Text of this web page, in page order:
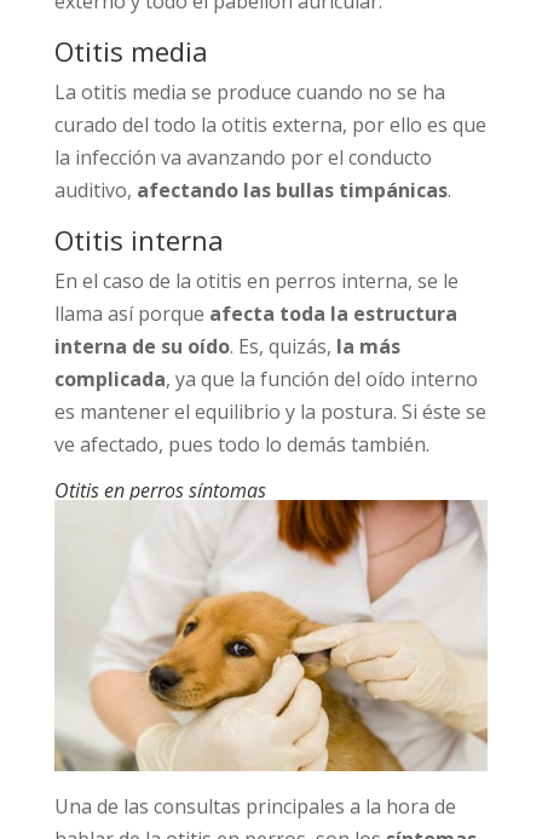
Otitis media
La otitis media se produce cuando no se ha
curado del todo la otitis externa, por ello es que
la infección va avanzando por el conducto
auditivo, afectando las bullas timpánicas.
Otitis interna
En el caso de la otitis en perros interna, se le
llama así porque afecta toda la estructura
interna de su oído. Es, quizás, la más
complicada, ya que la función del oído interno
es mantener el equilibrio y la postura. Si éste se
ve afectado, pues todo lo demás también.
Otitis en perros síntomas
Una de las consultas principales a la hora de